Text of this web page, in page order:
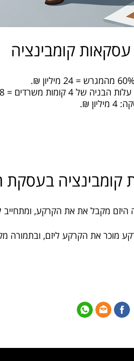
עסקאות קומבינציה
משרדים = 28 מיליון ₪ (עלות בניה 7,000 מ"ר).
₪.
קומבינציה בעסקת
מקבל את את הקרקע,
מוכר את הקרקע ליזם, ובתמורה